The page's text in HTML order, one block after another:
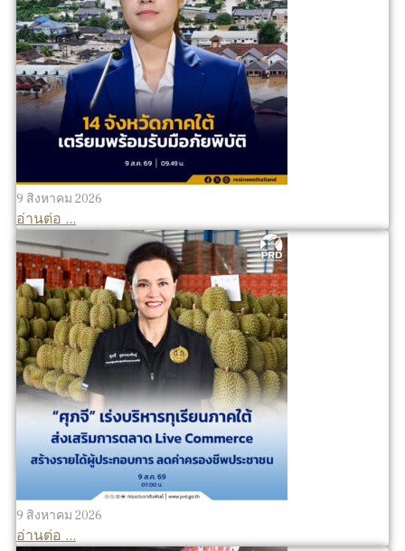
9 สิงหาคม 2026
อ่านต่อ ...
9 สิงหาคม 2026
อ่านต่อ ...